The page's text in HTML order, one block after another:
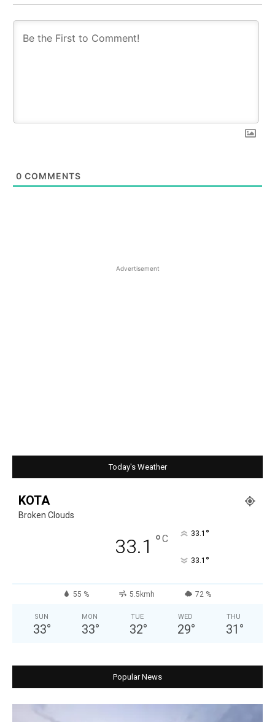
0 COMMENTS
Advertisement
Today's Weather
KOTA
Broken Clouds
33.1 °C 33.1 °
33.1 °
55 % 5.5kmh 72 %
SUN
33°
MON
33°
TUE
32°
WED
29°
THU
31 °
Popular News